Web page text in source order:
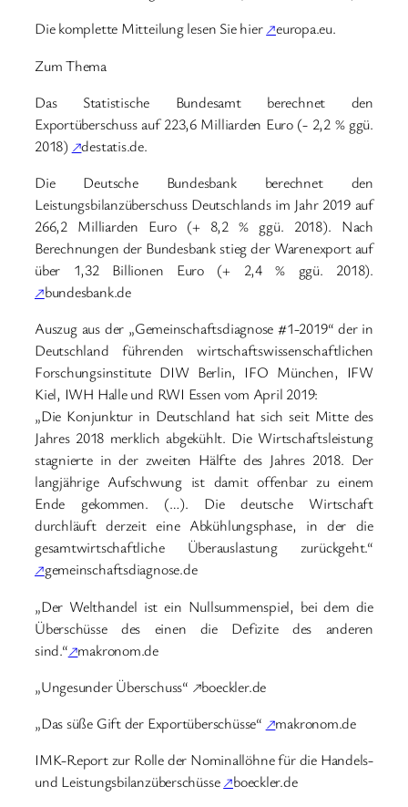
Die komplette Mitteilung lesen Sie hier↗europa.eu.
Zum Thema
Das Statistische Bundesamt berechnet den
Exportüberschuss auf 223,6 Milliarden Euro (- 2,2 % ggü.
2018) ↗destatis.de.
Die Deutsche Bundesbank berechnet den
Leistungsbilanzüberschuss Deutschlands im Jahr 2019 auf
266,2 Milliarden Euro (+ 8,2 % ggü. 2018). Nach
Berechnungen der Bundesbank stieg der Warenexport auf
über 1,32 Billionen Euro (+ 2,4 % ggü. 2018).
↗bundesbank.de
Auszug aus der „Gemeinschaftsdiagnose #1-2019“ der in
Deutschland führenden wirtschaftswissenschaftlichen
Forschungsinstitute DIW Berlin, IFO München, IFW
Kiel, IWH Halle und RWI Essen vom April 2019:
„Die Konjunktur in Deutschland hat sich seit Mitte des
Jahres 2018 merklich abgekühlt. Die Wirtschaftsleistung
stagnierte in der zweiten Hälfte des Jahres 2018. Der
langjährige Aufschwung ist damit offenbar zu einem
Ende gekommen. (…). Die deutsche Wirtschaft
durchläuft derzeit eine Abkühlungsphase, in der die
gesamtwirtschaftliche Überauslastung zurückgeht.“
↗gemeinschaftsdiagnose.de
„Der Welthandel ist ein Nullsummenspiel, bei dem die
Überschüsse des einen die Defizite des anderen
sind.“↗makronom.de
„Ungesunder Überschuss“ ↗boeckler.de
„Das süße Gift der Exportüberschüsse“ ↗makronom.de
IMK-Report zur Rolle der Nominallöhne für die Handels-
und Leistungsbilanzüberschüsse↗boeckler.de